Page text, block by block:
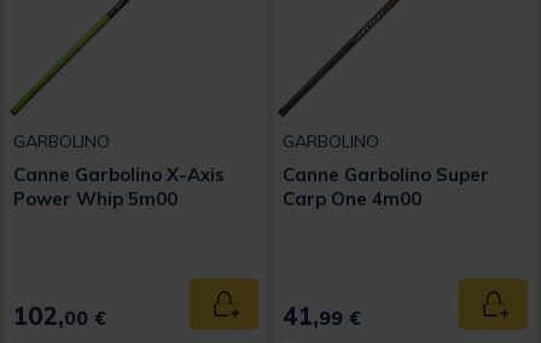
GARBOLINO
Canne Garbolino X-Axis
Power Whip 5m00
102,00 € Ajouter au panier
GARBOLINO
Canne Garbolino Super
Carp One 4m00
41,99 €